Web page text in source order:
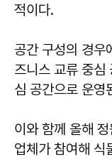
적이다.
공간 구성의 경우
즈니스 교류 중심
심 공간으로 운영
이와 함께 올해
업체가 참여해 식